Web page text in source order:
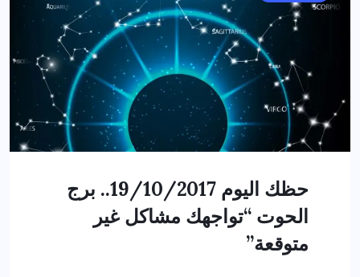
حظك اليوم 19/10/2017.. برج
الحوت “تواجهك مشاكل غير
متوقعة”